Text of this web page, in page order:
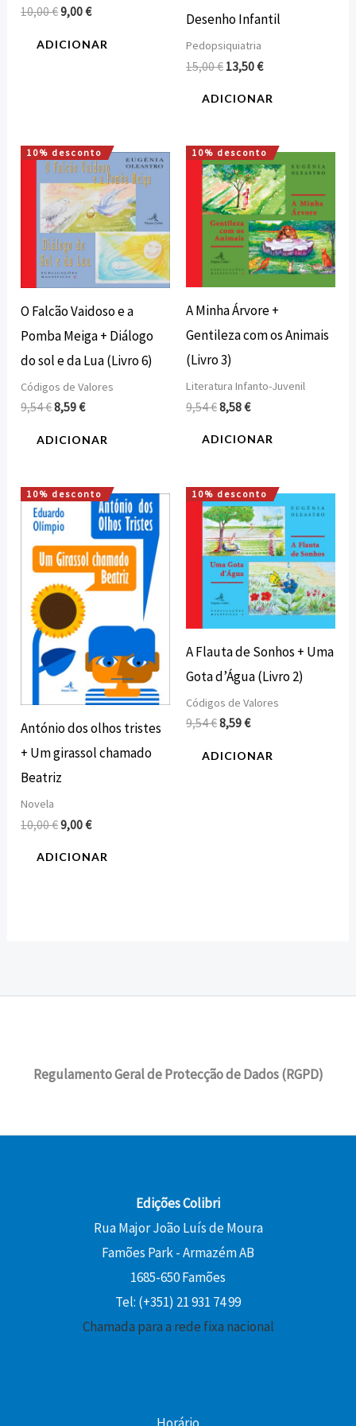
10,00€9,00€
ADICIONAR
Desenho Infantil
Pedopsiquiatria
15,00€ 13,50€
ADICIONAR
10% desconto
O Falcão Vaidoso e a
Pomba Meiga + Diálogo
do sol e da Lua (Livro 6)
Códigos de Valores
9,54€
O
preço
original
era:
9,54 €.
8,59€
O
preço
atual
é:
8,59 €.
ADICIONAR
10% desconto
A Minha Árvore +
Gentileza com os Animais
(Livro 3)
Literatura Infanto-Juvenil
9,54€
O
preço
original
era:
9,54 €.
8,58€
O
preço
atual
é:
8,58 €.
ADICIONAR
10% desconto
António dos olhos tristes
+ Um girassol chamado
Beatriz
Novela
10,00€
O
preço
original
era:
10,00 €.
9,00€
O
preço
atual
é:
9,00 €.
ADICIONAR
10% desconto
A Flauta de Sonhos + Uma
Gota d’Água (Livro 2)
Códigos de Valores
9,54€
O
preço
original
era:
9,54 €.
8,59€
O
preço
atual
é:
8,59 €.
ADICIONAR
Regulamento Geral de Protecção de Dados (RGPD)
Edições Colibri
Rua Major João Luís de Moura
Famões Park - Armazém AB
1685-650 Famões
Tel: (+351) 21 931 74 99
Chamada para a rede fixa nacional